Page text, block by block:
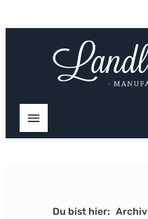
Du bist hier: Archiv